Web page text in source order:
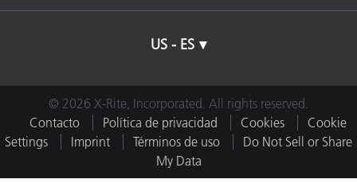
US - ES
© 2026 X-Rite, Incorporated. All rights reserved.
Contacto
Política de privacidad Cookies
Cookie
Settings
Imprint Términos de uso
Do Not Sell or Share
My Data